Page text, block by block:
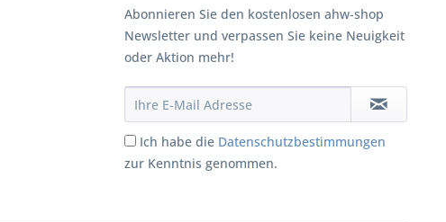
Abonnieren Sie den kostenlosen ahw-shop
Newsletter und verpassen Sie keine Neuigkeit
oder Aktion mehr!
Ich habe die Datenschutzbestimmungen
zur Kenntnis genommen.